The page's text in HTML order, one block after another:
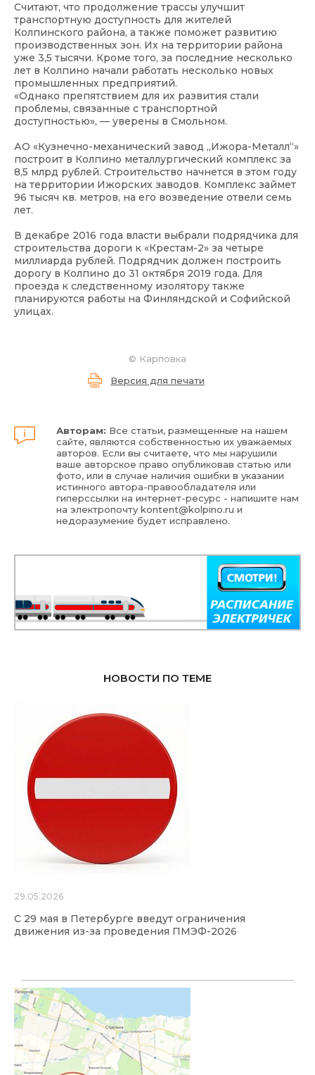
Считают, что продолжение трассы улучшит
транспортную доступность для жителей
Колпинского района, а также поможет развитию
производственных зон. Их на территории района
уже 3,5 тысячи. Кроме того, за последние несколько
лет в Колпино начали работать несколько новых
промышленных предприятий.
«Однако препятствием для их развития стали
проблемы, связанные с транспортной
доступностью», — уверены в Смольном.
АО «Кузнечно-механический завод „Ижора-Металл“»
построит в Колпино металлургический комплекс за
8,5 млрд рублей. Строительство начнется в этом году
на территории Ижорских заводов. Комплекс займет
96 тысяч кв. метров, на его возведение отвели семь
лет.
В декабре 2016 года власти выбрали подрядчика для
строительства дороги к «Крестам-2» за четыре
миллиарда рублей. Подрядчик должен построить
дорогу в Колпино до 31 октября 2019 года. Для
проезда к следственному изолятору также
планируются работы на Финляндской и Софийской
улицах.
© Карповка
Версия для печати
Авторам: Все статьи, размещенные на нашем
сайте, являются собственностью их уважаемых
авторов. Если вы считаете, что мы нарушили
ваше авторское право опубликовав статью или
фото, или в случае наличия ошибки в указании
истинного автора-правообладателя или
гиперссылки на интернет-ресурс - напишите нам
на электропочтуkontent@kolpino.ru и
недоразумение будет исправлено.
НОВОСТИ ПО ТЕМЕ
29.05.2026
С 29 мая в Петербурге введут ограничения
движения из-за проведения ПМЭФ-2026